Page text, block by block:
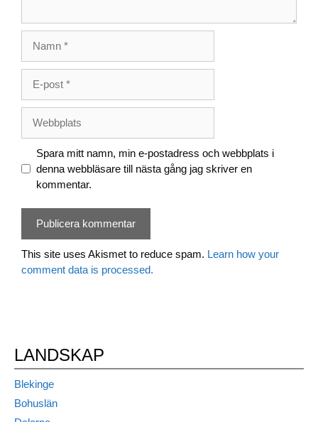
post
Spara mitt namn, min e-postadress och webbplats i
denna webbläsare till nästa gång jag skriver en
kommentar.
This site uses Akismet to reduce spam. Learn how your
comment data is processed.
LANDSKAP
Blekinge
Bohuslän